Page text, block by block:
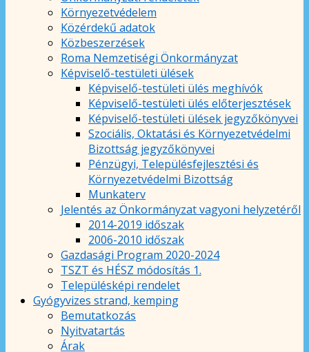
Környezetvédelem
Közérdekű adatok
Közbeszerzések
Roma Nemzetiségi Önkormányzat
Képviselő-testületi ülések
Képviselő-testületi ülés meghívók
Képviselő-testületi ülés előterjesztések
Képviselő-testületi ülések jegyzőkönyvei
Szociális, Oktatási és Környezetvédelmi
Bizottság jegyzőkönyvei
Pénzügyi, Településfejlesztési és
Környezetvédelmi Bizottság
Munkaterv
Jelentés az Önkormányzat vagyoni helyzetéről
2014-2019 időszak
2006-2010 időszak
Gazdasági Program 2020-2024
TSZT és HÉSZ módosítás 1.
Településképi rendelet
Gyógyvizes strand, kemping
Bemutatkozás
Nyitvatartás
Árak